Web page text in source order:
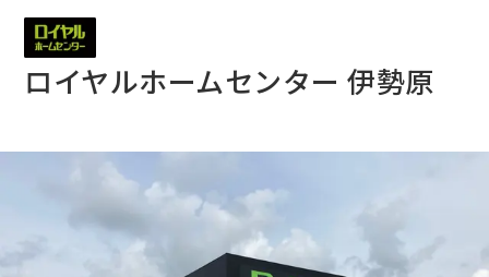
ロイヤルホームセンター 伊勢原